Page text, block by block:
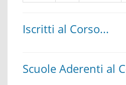
Iscritti al Corso...
Scuole Aderenti al